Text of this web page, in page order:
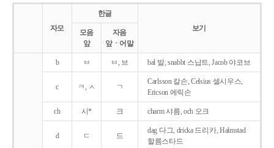
자모
한글
보기
모음
앞
자음
앞ㆍ어말
b ㅂ ㅂ, 브 bal 발, snabbt 스납트, Jacob 야코브
c ㅋ, ㅅ ㄱ
Carlsson 칼손, Celsius 셀시우스,
Ericson 에릭손
ch 시* 크 charm 샤름, och 오크
d ㄷ 드
dag 다그, dricka 드리카, Halmstad
할름스타드